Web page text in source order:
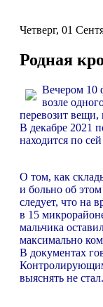
Четверг, 01
Родная
Вечером 10
возле
перевозит вещи,
В декабре 2021
находится по
О том, как
и больно об
следует, что на
в 15
мальчика
максимально
В документах
выяснять не стал.